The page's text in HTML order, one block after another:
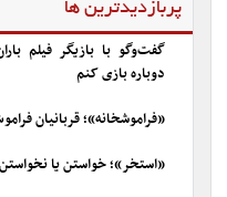
پربازدیدترین ها
گفت‌وگو با بازیگر فیلم
دوباره بازی کنم
«فراموشخانه»؛ قربانیان
«استخر»؛ خواستن یا